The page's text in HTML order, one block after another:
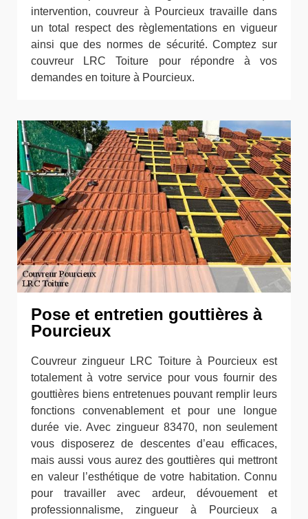
intervention, couvreur à Pourcieux travaille dans
un total respect des règlementations en vigueur
ainsi que des normes de sécurité. Comptez sur
couvreur LRC Toiture pour répondre à vos
demandes en toiture à Pourcieux.
Pose et entretien gouttières à
Pourcieux
Couvreur zingueur LRC Toiture à Pourcieux est
totalement à votre service pour vous fournir des
gouttières biens entretenues pouvant remplir leurs
fonctions convenablement et pour une longue
durée vie. Avec zingueur 83470, non seulement
vous disposerez de descentes d’eau efficaces,
mais aussi vous aurez des gouttières qui mettront
en valeur l’esthétique de votre habitation. Connu
pour travailler avec ardeur, dévouement et
professionnalisme, zingueur à Pourcieux a